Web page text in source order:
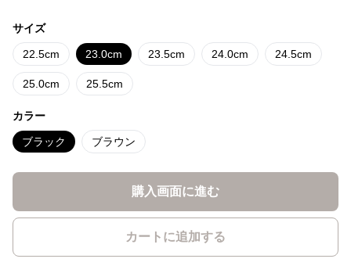
サイズ
22.5cm 23.0cm 23.5cm 24.0cm 24.5cm
25.0cm 25.5cm
カラー
ブラック ブラウン
購入画面に進む
カートに追加する